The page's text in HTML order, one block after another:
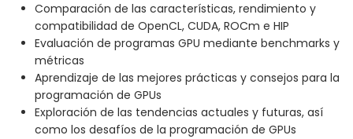
Comparación de las características, rendimiento y
compatibilidad de OpenCL, CUDA, ROCm e HIP
Evaluación de programas GPU mediante benchmarks y
métricas
Aprendizaje de las mejores prácticas y consejos para la
programación de GPUs
Exploración de las tendencias actuales y futuras, así
como los desafíos de la programación de GPUs